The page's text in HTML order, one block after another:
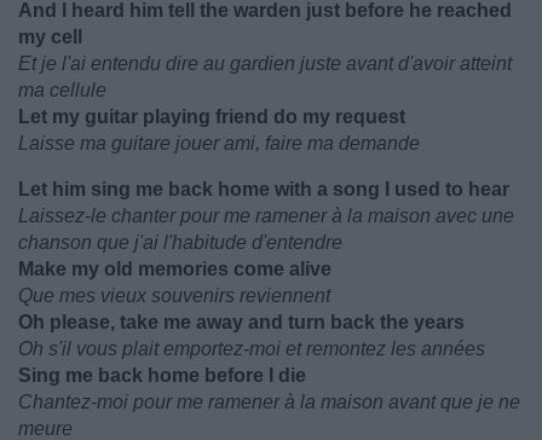
And I heard him tell the warden just before he reached
my cell
Et je l'ai entendu dire au gardien juste avant d'avoir atteint
ma cellule
Let my guitar playing friend do my request
Laisse ma guitare jouer ami, faire ma demande
Let him sing me back home with a song I used to hear
Laissez-le chanter pour me ramener à la maison avec une
chanson que j'ai l'habitude d'entendre
Make my old memories come alive
Que mes vieux souvenirs reviennent
Oh please, take me away and turn back the years
Oh s'il vous plait emportez-moi et remontez les années
Sing me back home before I die
Chantez-moi pour me ramener à la maison avant que je ne
meure